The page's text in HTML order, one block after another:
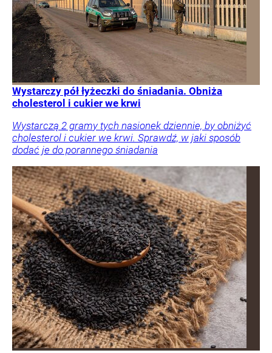
Wystarczy pół łyżeczki do śniadania. Obniża
cholesterol i cukier we krwi
Wystarczą 2 gramy tych nasionek dziennie, by obniżyć
cholesterol i cukier we krwi. Sprawdź, w jaki sposób
dodać je do porannego śniadania